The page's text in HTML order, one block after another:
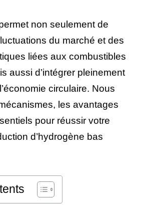
non seulement de
du marché et des
liées aux combustibles
aussi d’intégrer pleinement
circulaire. Nous
les avantages
pour réussir votre
d’hydrogène bas